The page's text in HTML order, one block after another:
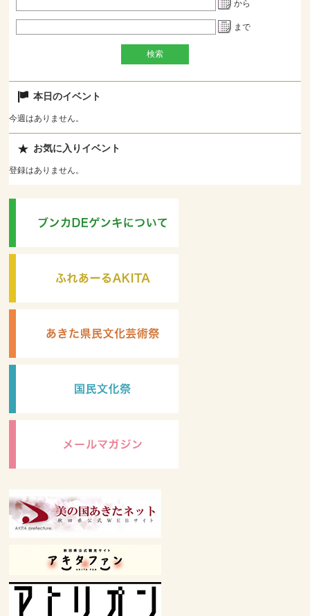
から
まで
本日のイベント
今週はありません。
お気に入りイベント
登録はありません。